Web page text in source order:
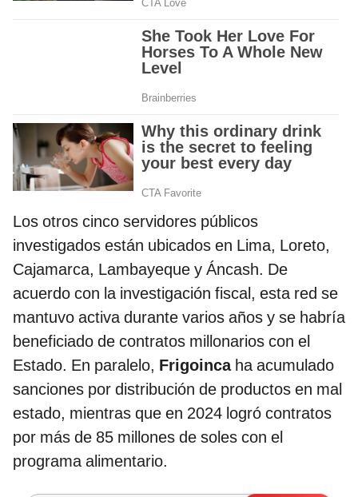
Los otros cinco servidores públicos
investigados están ubicados en Lima, Loreto,
Cajamarca, Lambayeque y Áncash. De
acuerdo con la investigación fiscal, esta red se
mantuvo activa durante varios años y se habría
beneficiado de contratos millonarios con el
Estado. En paralelo, Frigoincaha acumulado
sanciones por distribución de productos en mal
estado, mientras que en 2024 logró contratos
por más de 85 millones de soles con el
programa alimentario.